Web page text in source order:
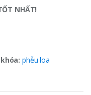
NHẤT!
phễu loa